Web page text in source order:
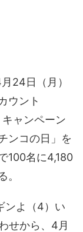
24日（月）
ウント
ャンペーン
ンコの日」を
100名に4,180
。
ンよ（4）い
せから、4月